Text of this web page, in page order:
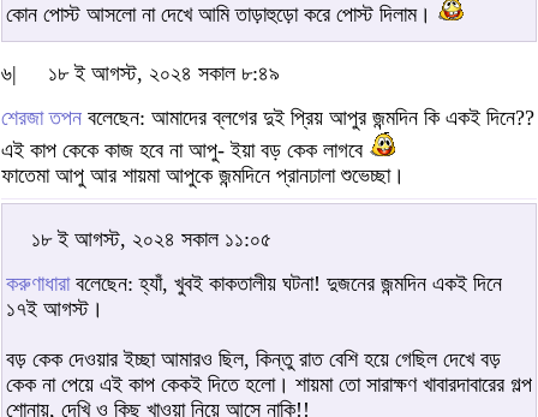
কোন পোস্ট আসলো না দেখে আমি তাড়াহুড়ো করে পোস্ট দিলাম।
৬|
১৮ ই আগস্ট, ২০২৪ সকাল ৮:৪৯
শেরজা তপন বলেছেন: আমাদের ব্লগের দুই প্রিয় আপুর জন্মদিন কি একই দিনে??
এই কাপ কেকে কাজ হবে না আপু- ইয়া বড় কেক লাগবে
ফাতেমা আপু আর শায়মা আপুকে জন্মদিনে প্রানঢালা শুভেচ্ছা।
১৮ ই আগস্ট, ২০২৪ সকাল ১১:০৫
করুণাধারাবলেছেন: হ্যাঁ, খুবই কাকতালীয় ঘটনা! দুজনের জন্মদিন একই দিনে
১৭ই আগস্ট।
বড় কেক দেওয়ার ইচ্ছা আমারও ছিল, কিন্তু রাত বেশি হয়ে গেছিল দেখে বড়
কেক না পেয়ে এই কাপ কেকই দিতে হলো। শায়মা তো সারাক্ষণ খাবারদাবারের গল্প
শোনায়, দেখি ও কিছু খাওয়া নিয়ে আসে নাকি!!